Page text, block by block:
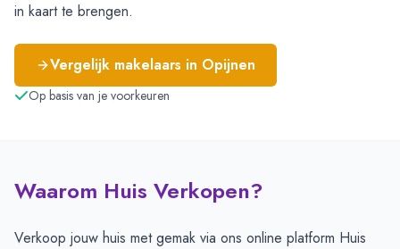
in kaart te brengen.
Vergelijk makelaars in Opijnen
Op basis van je voorkeuren
Waarom Huis Verkopen?
Verkoop jouw huis met gemak via ons online platform Huis